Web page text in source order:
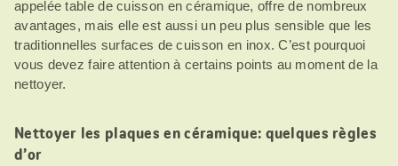
appelée table de cuisson en céramique, offre de nombreux
avantages, mais elle est aussi un peu plus sensible que les
traditionnelles surfaces de cuisson en inox. C’est pourquoi
vous devez faire attention à certains points au moment de la
nettoyer.
Nettoyer les plaques en céramique: quelques règles
d’or